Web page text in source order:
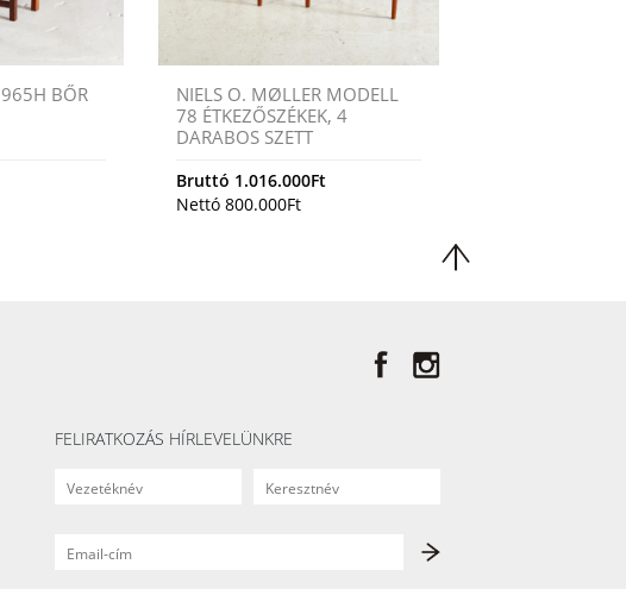
965H BŐR
NIELS O. MØLLER MODELL
78 ÉTKEZŐSZÉKEK, 4
DARABOS SZETT
Bruttó 1.016.000Ft
Nettó800.000Ft
FELIRATKOZÁS HÍRLEVELÜNKRE